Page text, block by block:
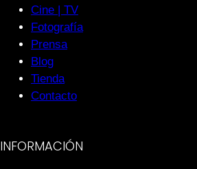
Cine | TV
Fotografía
Prensa
Blog
Tienda
Contacto
INFORMACIÓN